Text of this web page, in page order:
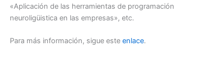
«Aplicación de las herramientas de programación
neuroligüistica en las empresas», etc.
Para más información, sigue este enlace.